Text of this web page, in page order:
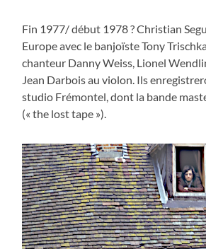
Fin 1977/ début 1978 ? Christian
Europe avec le banjoïste Tony
chanteur Danny Weiss, Lionel
Jean Darbois au violon. Ils
studio Frémontel, dont la bande
(« the lost tape »).